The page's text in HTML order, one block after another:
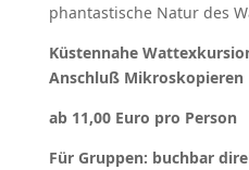
phantastische Natur des
Küstennahe
Anschluß Mikroskopieren
ab 11,00 Euro pro Person
Für Gruppen: buchbar